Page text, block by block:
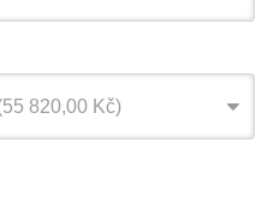
55 820,00 Kč